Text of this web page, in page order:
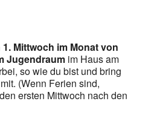
1. Mittwoch im Monat von
Jugendraum im Haus am
so wie du bist und bring
(Wenn Ferien sind,
ersten Mittwoch nach den